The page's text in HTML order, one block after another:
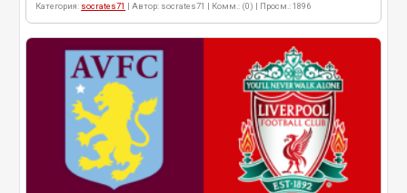
Категория: socrates71 | Автор: socrates71 | Комм.: (0) | Просм.: 1896